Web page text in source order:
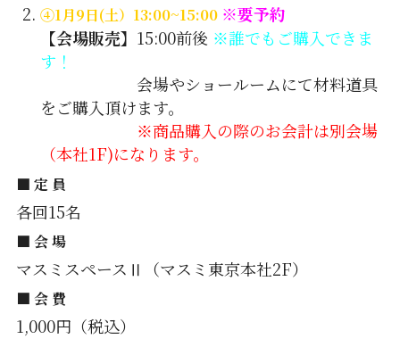
④1月9日(土）13:00~15:00 ※要予約
【会場販売】 15:00前後 ※誰でもご購入できま
す！
会場やショールームにて材料道具
をご購入頂けます。
※商品購入の際のお会計は別会場
（本社1F)になります。
■ 定 員
各回15名
■ 会 場
マスミスペースⅡ（マスミ東京本社2F）
■ 会 費
1,000円（税込）